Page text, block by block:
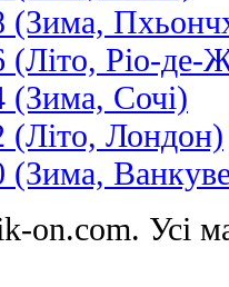
(Зима,
(Літо, Ріо-де-
(Зима, Сочі)
(Літо, Лондон)
(Зима,
Усі